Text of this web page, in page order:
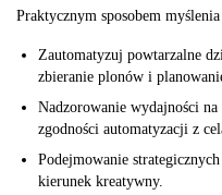
Praktycznym sposobem
Zautomatyzuj powtarzalne
zbieranie plonów i
Nadzorowanie wydajności
zgodności automatyzacji z
Podejmowanie
kierunek kreatywny.